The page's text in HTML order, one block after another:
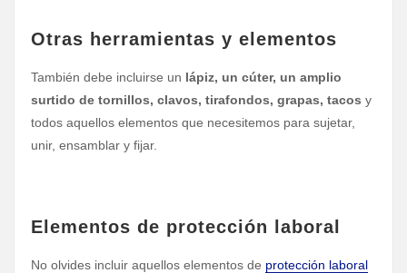
Otras herramientas y elementos
También debe incluirse un lápiz, un cúter, un amplio
surtido de tornillos, clavos, tirafondos, grapas, tacos y
todos aquellos elementos que necesitemos para sujetar,
unir, ensamblar y fijar.
Elementos de protección laboral
No olvides incluir aquellos elementos de protección laboral